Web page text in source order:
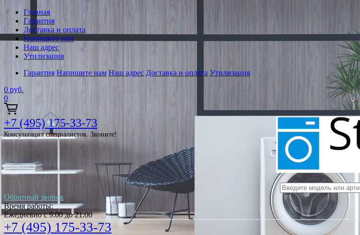
Главная
Гарантия
Доставка и оплата
Напишите нам
Наш адрес
Утилизация
Гарантия Напишите нам Наш адрес Доставка и оплата Утилизация
0 руб.
0
+7 (495) 175-33-73
Консультация специалистов. Звоните!
Обратный звонок
Время работы:
Ежедневно с 9:00 до 21:00
+7 (495) 175-33-73